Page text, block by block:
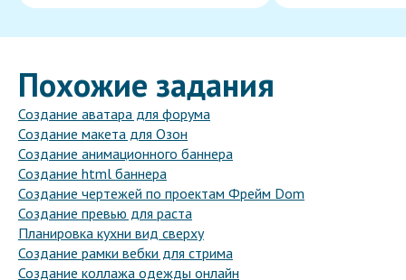
Похожие задания
Создание аватара для форума
Создание макета для Озон
Создание анимационного баннера
Создание html баннера
Создание чертежей по проектам Фрейм Dom
Создание превью для раста
Планировка кухни вид сверху
Создание рамки вебки для стрима
Создание коллажа одежды онлайн